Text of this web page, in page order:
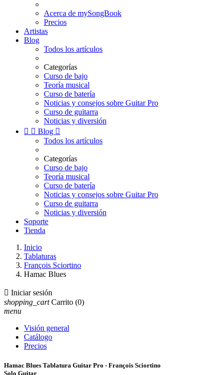
Acerca de mySongBook
Precios
Artistas
Blog
Todos los artículos
Categorías
Curso de bajo
Teoría musical
Curso de batería
Noticias y consejos sobre Guitar Pro
Curso de guitarra
Noticias y diversión
  Blog 
Todos los artículos
Categorías
Curso de bajo
Teoría musical
Curso de batería
Noticias y consejos sobre Guitar Pro
Curso de guitarra
Noticias y diversión
Soporte
Tienda
Inicio
Tablaturas
François Sciortino
Hamac Blues
 Iniciar sesión
shopping_cart Carrito (0)
menu
Visión general
Catálogo
Precios
Hamac Blues Tablatura Guitar Pro - François Sciortino
Solo Guitar